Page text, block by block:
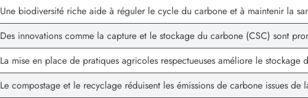
Une biodiversité riche aide à réguler le cycle du carbone et à maintenir la
Des innovations comme la capture et le stockage du carbone (CSC) sont
La mise en place de pratiques agricoles respectueuses améliore le stockage
Le compostage et le recyclage réduisent les émissions de carbone issues de